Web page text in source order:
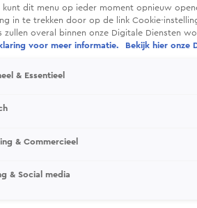
Deze video is niet beschikbaar
kunt dit menu op ieder moment opnieuw
in te trekken door op de link Cookie-
zullen overal binnen onze Digitale Diensten
voor meer informatie.
Bekijk hier onze
& Essentieel
& Commercieel
& Social media